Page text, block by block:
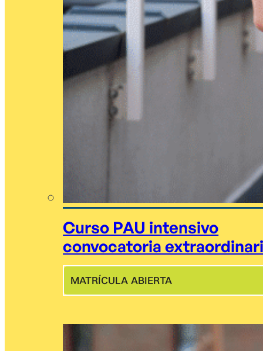
Curso PAU intensivo
convocatoria
MATRÍCULA ABIERTA